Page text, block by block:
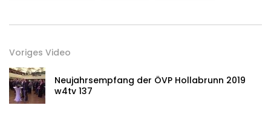
Voriges Video
Neujahrsempfang der ÖVP Hollabrunn 2019
w4tv 137